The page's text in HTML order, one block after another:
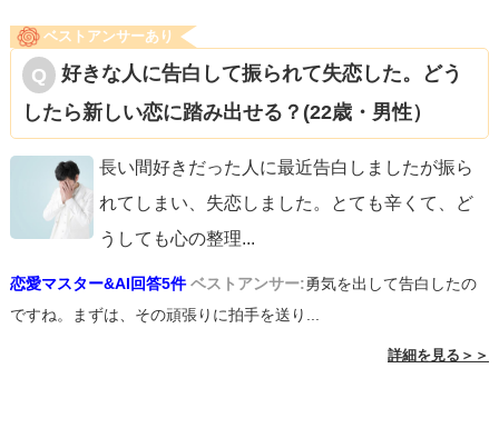
ベストアンサーあり
好きな人に告白して振られて失恋した。どう
したら新しい恋に踏み出せる？(22歳・男性）
長い間好きだった人に最近告白しましたが振ら
れてしまい、失恋しました。とても辛くて、ど
うしても心の整理...
恋愛マスター&AI回答5件 ベストアンサー:勇気を出して告白したの
ですね。まずは、その頑張りに拍手を送り...
詳細を見る＞＞